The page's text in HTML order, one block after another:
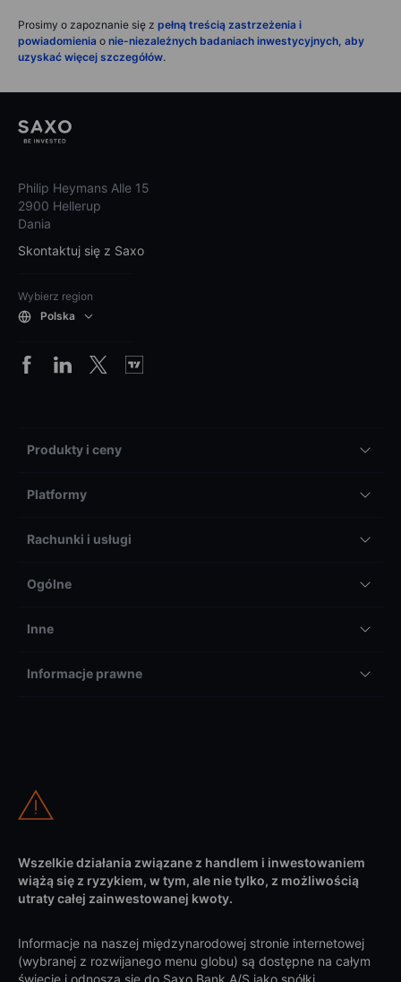
Prosimy o zapoznanie się z pełną treścią zastrzeżenia i
powiadomienia o nie-niezależnych badaniach inwestycyjnych, aby
uzyskać więcej szczegółów.
Philip Heymans Alle 15
2900 Hellerup
Dania
Skontaktuj się z Saxo
Wybierz region
Polska
Produkty i ceny
Platformy
Rachunki i usługi
Ogólne
Inne
Informacje prawne
Wszelkie działania związane z handlem i inwestowaniem
wiążą się z ryzykiem, w tym, ale nie tylko, z możliwością
utraty całej zainwestowanej kwoty.
Informacje na naszej międzynarodowej stronie internetowej
(wybranej z rozwijanego menu globu) są dostępne na całym
świecie i odnoszą się do Saxo Bank A/S jako spółki